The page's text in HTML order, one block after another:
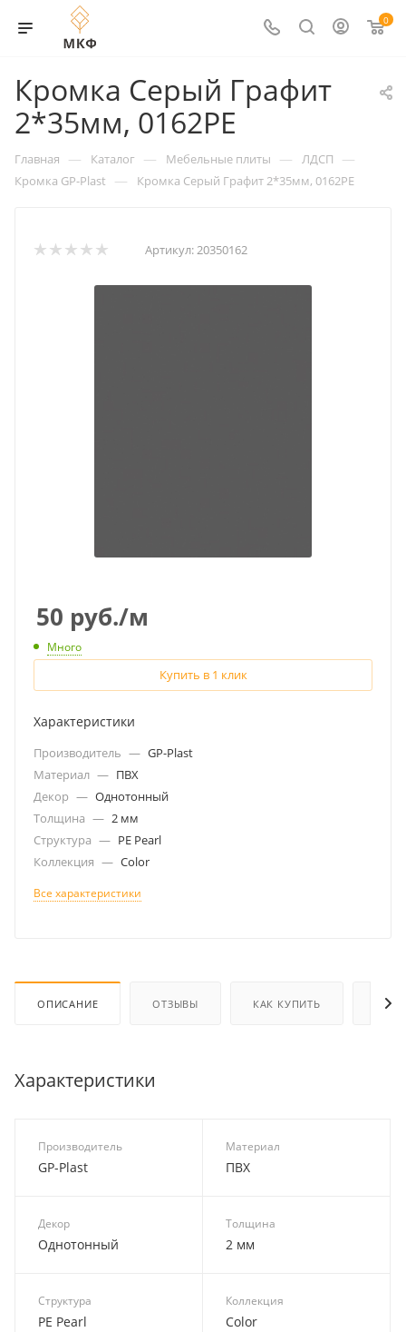
0
Кромка Серый Графит
2*35мм, 0162PE
Главная — Каталог — Мебельные плиты — ЛДСП —
Кромка GP-Plast — Кромка Серый Графит 2*35мм, 0162PE
Артикул:20350162
50 руб./м
Много
Купить в 1 клик
Характеристики
Производитель — GP-Plast
Материал — ПВХ
Декор — Однотонный
Толщина — 2 мм
Структура — PE Pearl
Коллекция — Color
Все характеристики
ОПИСАНИЕ ОТЗЫВЫ КАК КУПИТЬ
Характеристики
Производитель
GP-Plast
Материал
ПВХ
Декор
Однотонный
Толщина
2 мм
Структура
PE Pearl
Коллекция
Color